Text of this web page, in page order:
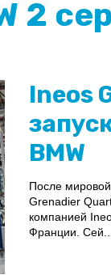
2
Ineos
BMW
После
Grenadier
компанией
Франции. Сей...